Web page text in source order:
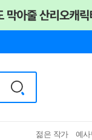
젊은 작가 예사